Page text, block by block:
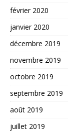
février 2020
janvier 2020
décembre 2019
novembre 2019
octobre 2019
septembre 2019
août 2019
juillet 2019